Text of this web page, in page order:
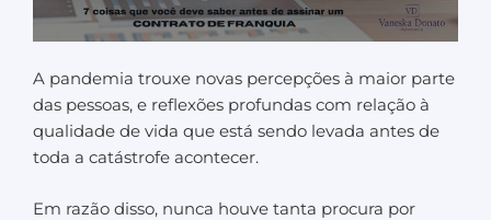
A pandemia trouxe novas percepções à maior parte
das pessoas, e reflexões profundas com relação à
qualidade de vida que está sendo levada antes de
toda a catástrofe acontecer.
Em razão disso, nunca houve tanta procura por